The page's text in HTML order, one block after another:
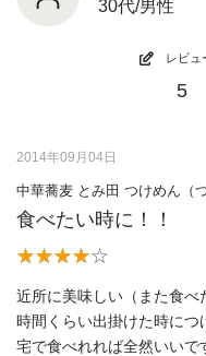
30代/男性
レビュ
5
2014年09月04日
中華蕎麦 とみ田 つけめん（
食べたい時に！！
近所に美味しい（また食
時間くらい出掛けた時につ
宅で食べれれば全然いいで